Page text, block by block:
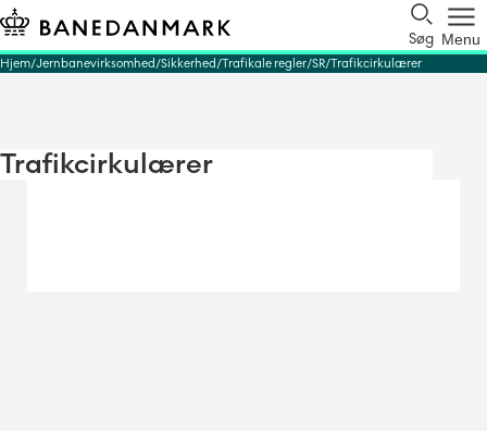
Søg Menu
Hjem Jernbanevirksomhed Sikkerhed Trafikale regler SR Trafikcirkulærer
Trafikcirkulærer